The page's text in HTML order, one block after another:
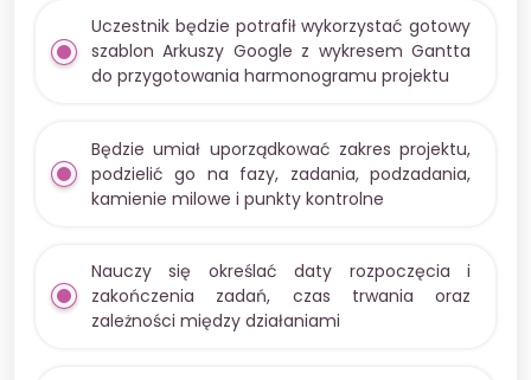
Uczestnik będzie potrafił wykorzystać gotowy
szablon Arkuszy Google z wykresem Gantta
do przygotowania harmonogramu projektu
Będzie umiał uporządkować zakres projektu,
podzielić go na fazy, zadania, podzadania,
kamienie milowe i punkty kontrolne
Nauczy się określać daty rozpoczęcia i
zakończenia zadań, czas trwania oraz
zależności między działaniami